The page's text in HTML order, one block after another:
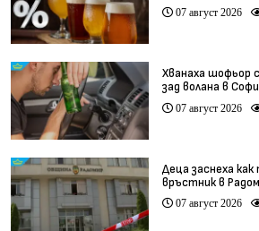
07 август 2026
Хванаха шофьор
зад волана в
07 август 2026
Деца заснеха
връстник в
07 август 2026